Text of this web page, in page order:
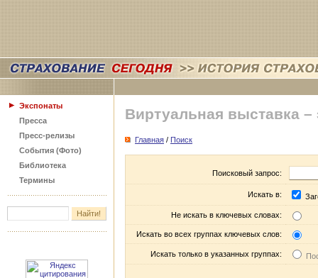
Экспонаты
Пресса
Пресс-релизы
События (Фото)
Библиотека
Термины
Виртуальная выставка –
Главная / Поиск
Поисковый запрос:
Искать в:
Не искать в ключевых словах:
Искать во всех группах ключевых слов:
Искать только в указанных группах: